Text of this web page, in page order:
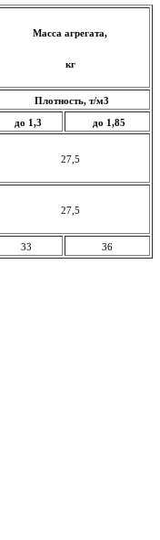
Масса агрегата,
кг
Плотность, т/м3
до 1,3 до 1,85
27,5
27,5
33 36